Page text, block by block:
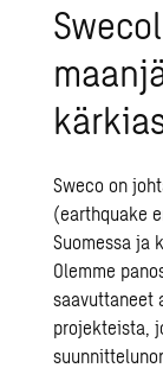
Sweco on
(earthquake
Suomessa ja
Olemme
saavuttaneet
projekteista,